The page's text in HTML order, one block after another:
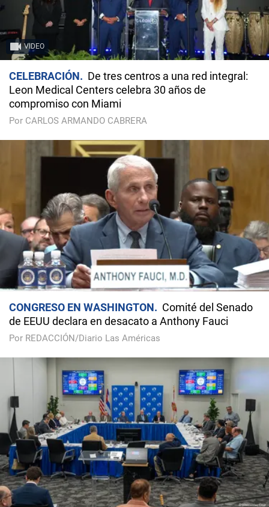
VIDEO
CELEBRACIÓN
De tres centros a una red integral:
Leon Medical Centers celebra 30 años de
compromiso con Miami
Por CARLOS ARMANDO CABRERA
CONGRESO EN WASHINGTON
Comité del Senado
de EEUU declara en desacato a Anthony Fauci
Por REDACCIÓN/Diario Las Américas